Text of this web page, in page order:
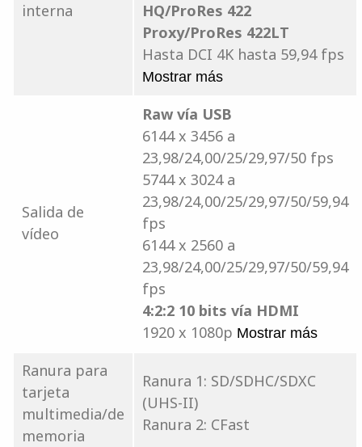
interna
HQ/ProRes 422
Proxy/ProRes 422LT
Hasta DCI 4K hasta 59,94 fps
Mostrar más
Salida de
vídeo
Raw vía USB
6144 x 3456 a
23,98/24,00/25/29,97/50 fps
5744 x 3024 a
23,98/24,00/25/29,97/50/59,94
fps
6144 x 2560 a
23,98/24,00/25/29,97/50/59,94
fps
4:2:2 10 bits vía HDMI
1920 x 1080p Mostrar más
Ranura para
tarjeta
multimedia/de
memoria
Ranura 1: SD/SDHC/SDXC
(UHS-II)
Ranura 2: CFast